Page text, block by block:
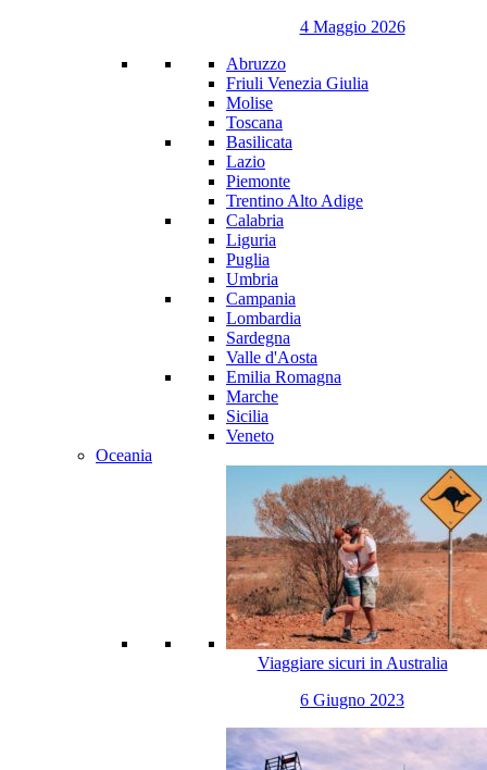
4 Maggio 2026
Abruzzo
Friuli Venezia Giulia
Molise
Toscana
Basilicata
Lazio
Piemonte
Trentino Alto Adige
Calabria
Liguria
Puglia
Umbria
Campania
Lombardia
Sardegna
Valle d'Aosta
Emilia Romagna
Marche
Sicilia
Veneto
Oceania
Viaggiare sicuri in Australia
6 Giugno 2023